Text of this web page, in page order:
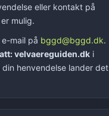
eller kontakt på
mulig.
mail på bggd@bggd.dk.
att: velvaereguiden.dk i
henvendelse lander det